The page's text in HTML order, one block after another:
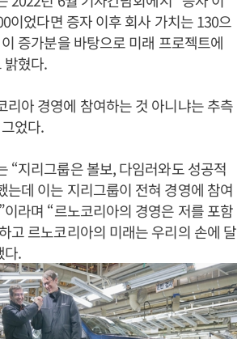
이었다면 증자 이후 회사 가치는 130으
증가분을 바탕으로 미래 프로젝트에
밝혔다.
리아 경영에 참여하는 것 아니냐는 추측
었다.
“지리그룹은 볼보, 다임러와도 성공적
는데 이는 지리그룹이 전혀 경영에 참여
라며 “르노코리아의 경영은 저를 포함
고 르노코리아의 미래는 우리의 손에 달
다.